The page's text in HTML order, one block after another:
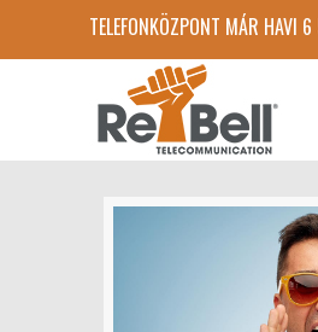
TELEFONKÖZPONT MÁR HAVI